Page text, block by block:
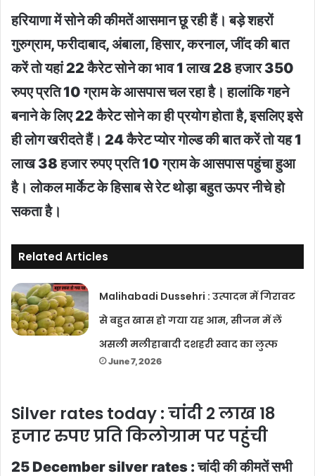
हरियाणा में सोने की कीमतें आसमान छू रही हैं। बड़े शहरों
गुरुग्राम, फरीदाबाद, अंबाला, हिसार, करनाल, जींद की बात
करें तो यहां 22 कैरेट सोने का भाव 1 लाख 28 हजार 350
रुपए प्रति 10 ग्राम के आसपास चल रहा है। हालांकि गहने
बनाने के लिए 22 कैरेट सोने का ही प्रयोग होता है, इसलिए इसे
ही लोग खरीदते हैं। 24 कैरेट प्योर गोल्ड की बात करें तो यह 1
लाख 38 हजार रुपए प्रति 10 ग्राम के आसपास पहुंचा हुआ
है। लोकल मार्केट के हिसाब से रेट थोड़ा बहुत ऊपर नीचे हो
सकता है।
Related Articles
Malihabadi Dussehri : उत्पादन में गिरावट
से बहुत खास हो गया यह आम, सीजन में लें
असली मलीहाबादी दशहरी स्वाद का लुत्फ
June 7, 2026
Silver rates today : चांदी 2 लाख 18
हजार रुपए प्रति किलोग्राम पर पहुंची
25 December silver rates : चांदी की कीमतें सभी